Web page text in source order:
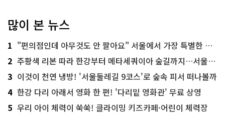
많이 본 뉴스
1 "편의점인데 아무것도 안 팔아요" 서울에서 가장 특별한 편의점의 정체
2 주황색 리본 따라 한강부터 메타세쿼이아 숲길까지…서울둘레길 15코스
3 이것이 천연 냉방! '서울둘레길 9코스'로 숲속 피서 떠나볼까
4 한강 다리 아래서 영화 한 편! '다리밑 영화관' 무료 상영
5 우리 아이 체력이 쑥쑥! 클라이밍 키즈카페·어린이 체력장